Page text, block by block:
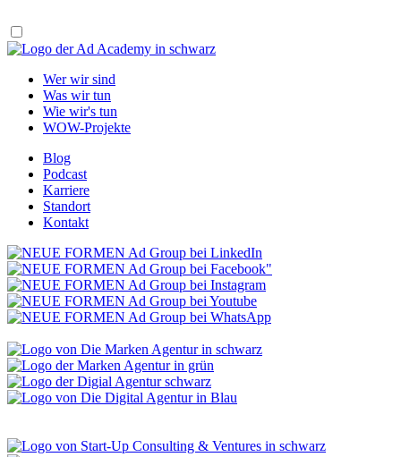
Wer wir sind
Was wir tun
Wie wir's tun
WOW-Projekte
Blog
Podcast
Karriere
Standort
Kontakt